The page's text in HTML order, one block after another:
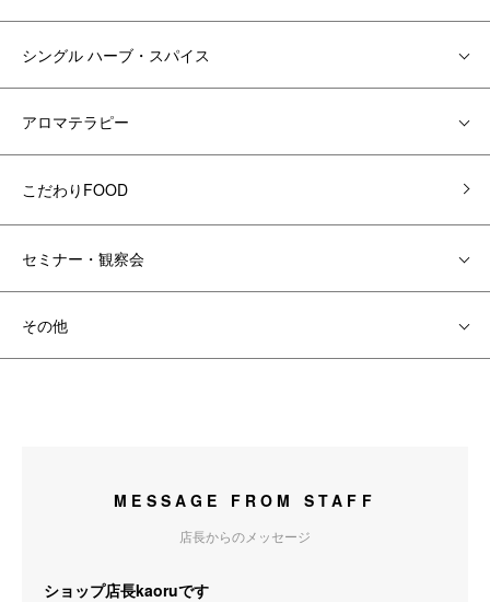
シングル ハーブ・スパイス
アロマテラピー
こだわりFOOD
セミナー・観察会
その他
MESSAGE FROM STAFF
店長からのメッセージ
ショップ店長kaoruです